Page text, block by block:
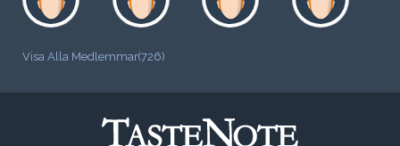
Visa Alla Medlemmar(726)